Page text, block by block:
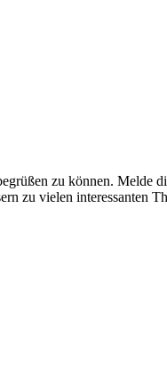
zu können.
zu vielen interessanten